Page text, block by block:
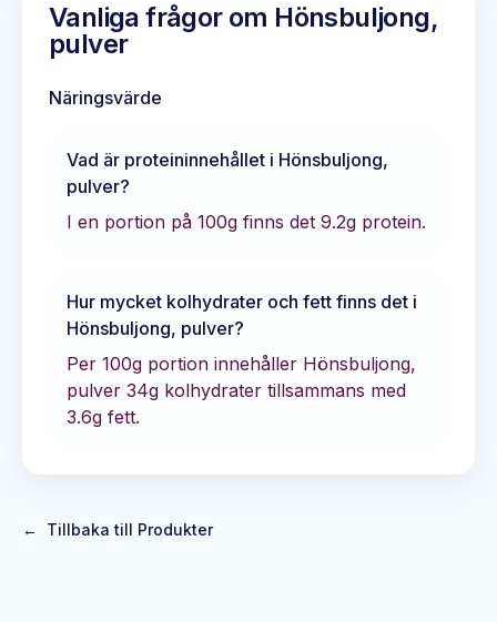
Vanliga frågor om Hönsbuljong,
pulver
Näringsvärde
Vad är proteininnehållet i Hönsbuljong,
pulver?
I en portion på 100g finns det 9.2g protein.
Hur mycket kolhydrater och fett finns det i
Hönsbuljong, pulver?
Per 100g portion innehåller Hönsbuljong,
pulver 34g kolhydrater tillsammans med
3.6g fett.
← Tillbaka till Produkter